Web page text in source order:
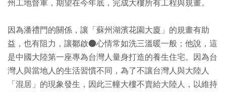
州工地督軍，期望在今年底，完成大樓所有工程與規畫。
因為潘禮門的關係，讓「蘇州湖濱花園大廈」的規畫有助
益，也有阻力，讓鄒啟●心情常如洗三溫暖一般；他說，這
是中國大陸第一座專為台灣人量身打造的養生住宅。因為台
灣人與當地人的生活習慣不同，為了不讓台灣人與大陸人
「混居」的現象發生，因此三幢大樓不賣給大陸人，以維持